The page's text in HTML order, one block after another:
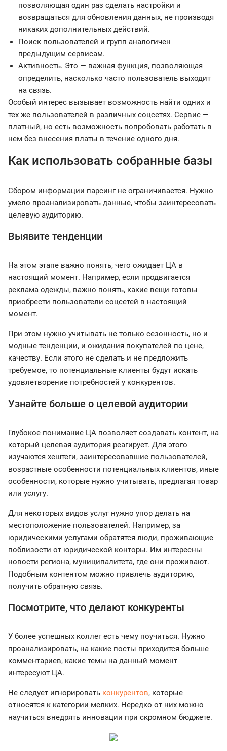
позволяющая один раз сделать настройки и
возвращаться для обновления данных, не производя
никаких дополнительных действий.
Поиск пользователей и групп аналогичен
предыдущим сервисам.
Активность. Это — важная функция, позволяющая
определить, насколько часто пользователь выходит
на связь.
Особый интерес вызывает возможность найти одних и
тех же пользователей в различных соцсетях. Сервис —
платный, но есть возможность попробовать работать в
нем без внесения платы в течение одного дня.
Как использовать собранные базы
Сбором информации парсинг не ограничивается. Нужно
умело проанализировать данные, чтобы заинтересовать
целевую аудиторию.
Выявите тенденции
На этом этапе важно понять, чего ожидает ЦА в
настоящий момент. Например, если продвигается
реклама одежды, важно понять, какие вещи готовы
приобрести пользователи соцсетей в настоящий
момент.
При этом нужно учитывать не только сезонность, но и
модные тенденции, и ожидания покупателей по цене,
качеству. Если этого не сделать и не предложить
требуемое, то потенциальные клиенты будут искать
удовлетворение потребностей у конкурентов.
Узнайте больше о целевой аудитории
Глубокое понимание ЦА позволяет создавать контент, на
который целевая аудитория реагирует. Для этого
изучаются хештеги, заинтересовавшие пользователей,
возрастные особенности потенциальных клиентов, иные
особенности, которые нужно учитывать, предлагая товар
или услугу.
Для некоторых видов услуг нужно упор делать на
местоположение пользователей. Например, за
юридическими услугами обратятся люди, проживающие
поблизости от юридической конторы. Им интересны
новости региона, муниципалитета, где они проживают.
Подобным контентом можно привлечь аудиторию,
получить обратную связь.
Посмотрите, что делают конкуренты
У более успешных коллег есть чему поучиться. Нужно
проанализировать, на какие посты приходится больше
комментариев, какие темы на данный момент
интересуют ЦА.
Не следует игнорировать конкурентов, которые
относятся к категории мелких. Нередко от них можно
научиться внедрять инновации при скромном бюджете.